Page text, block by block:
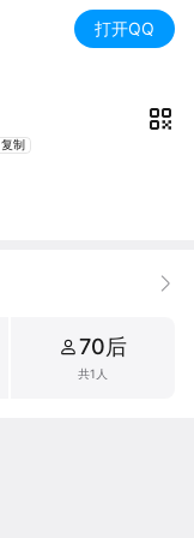
打开QQ
复制
70后
共1人